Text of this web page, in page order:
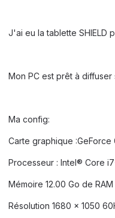
J'ai eu la tablette SHIELD
Mon PC est prêt à diffuser
Ma config:
Carte graphique :GeForce
Processeur : Intel® Core
Mémoire 12.00 Go de RAM
Résolution 1680 x 1050